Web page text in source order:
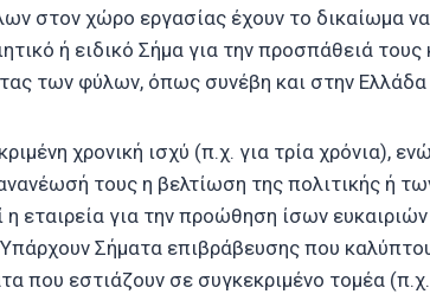
στον χώρο εργασίας έχουν το δικαίωμα
ή ειδικό Σήμα για την προσπάθειά τους
των φύλων, όπως συνέβη και στην Ελλάδα
χρονική ισχύ (π.χ. για τρία χρόνια),
τους η βελτίωση της πολιτικής ή
εταιρεία για την προώθηση ίσων
Σήματα επιβράβευσης που
που εστιάζουν σε συγκεκριμένο τομέα